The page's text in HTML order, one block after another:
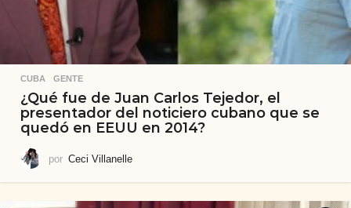
CUBA ,GENTE
¿Qué fue de Juan Carlos Tejedor, el
presentador del noticiero cubano que se
quedó en EEUU en 2014?
por Ceci Villanelle